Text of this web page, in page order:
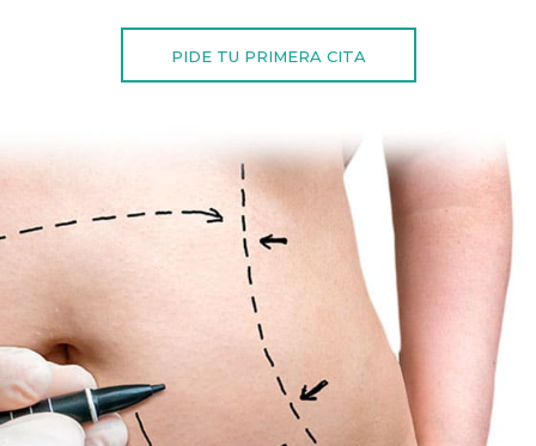
PIDE TU PRIMERA CITA